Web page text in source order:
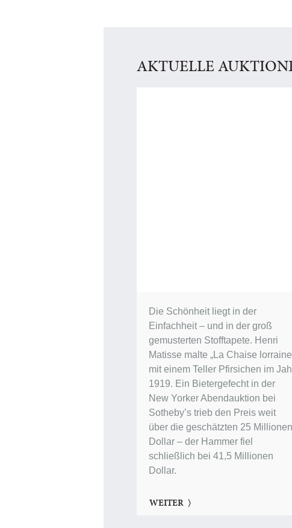
AKTUELLE
Die Schönheit liegt in der
Einfachheit – und in der groß
gemusterten Stofftapete. Henri
Matisse malte „La Chaise
mit einem Teller Pfirsichen im
1919. Ein Bietergefecht in der
New Yorker Abendauktion bei
Sotheby’s trieb den Preis weit
über die geschätzten 25 Millionen
Dollar – der Hammer fiel
schließlich bei 41,5 Millionen
Dollar.
WEITER